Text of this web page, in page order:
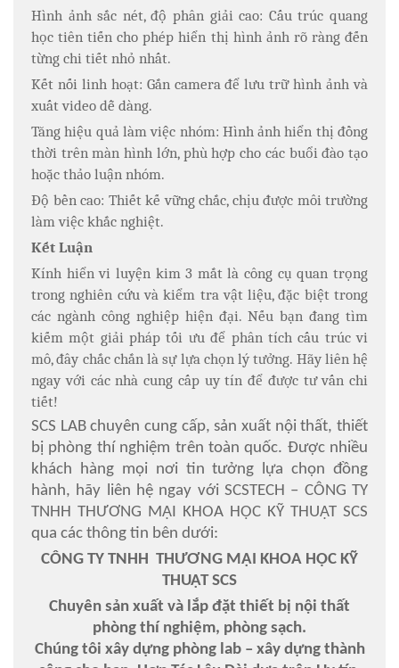
Hình ảnh sắc nét, độ phân giải cao: Cấu trúc quang
học tiên tiến cho phép hiển thị hình ảnh rõ ràng đến
từng chi tiết nhỏ nhất.
Kết nối linh hoạt: Gắn camera để lưu trữ hình ảnh và
xuất video dễ dàng.
Tăng hiệu quả làm việc nhóm: Hình ảnh hiển thị đồng
thời trên màn hình lớn, phù hợp cho các buổi đào tạo
hoặc thảo luận nhóm.
Độ bền cao: Thiết kế vững chắc, chịu được môi trường
làm việc khắc nghiệt.
Kết Luận
Kính hiển vi luyện kim 3 mắt là công cụ quan trọng
trong nghiên cứu và kiểm tra vật liệu, đặc biệt trong
các ngành công nghiệp hiện đại. Nếu bạn đang tìm
kiếm một giải pháp tối ưu để phân tích cấu trúc vi
mô, đây chắc chắn là sự lựa chọn lý tưởng. Hãy liên hệ
ngay với các nhà cung cấp uy tín để được tư vấn chi
tiết!
SCS LAB chuyên cung cấp, sản xuất nội thất, thiết
bị phòng thí nghiệm trên toàn quốc. Được nhiều
khách hàng mọi nơi tin tưởng lựa chọn đồng
hành, hãy liên hệ ngay với SCSTECH – CÔNG TY
TNHH THƯƠNG MẠI KHOA HỌC KỸ THUẬT SCS
qua các thông tin bên dưới:
CÔNG TY TNHH THƯƠNG MẠI KHOA HỌC KỸ
THUẬT SCS
Chuyên sản xuất và lắp đặt thiết bị nội thất
phòng thí nghiệm, phòng sạch.
Chúng tôi xây dựng phòng lab – xây dựng thành